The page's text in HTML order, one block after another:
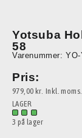
Yotsuba
58
Varenummer:
Pris:
979,00 kr. Inkl. moms.
LAGER
3 på lager